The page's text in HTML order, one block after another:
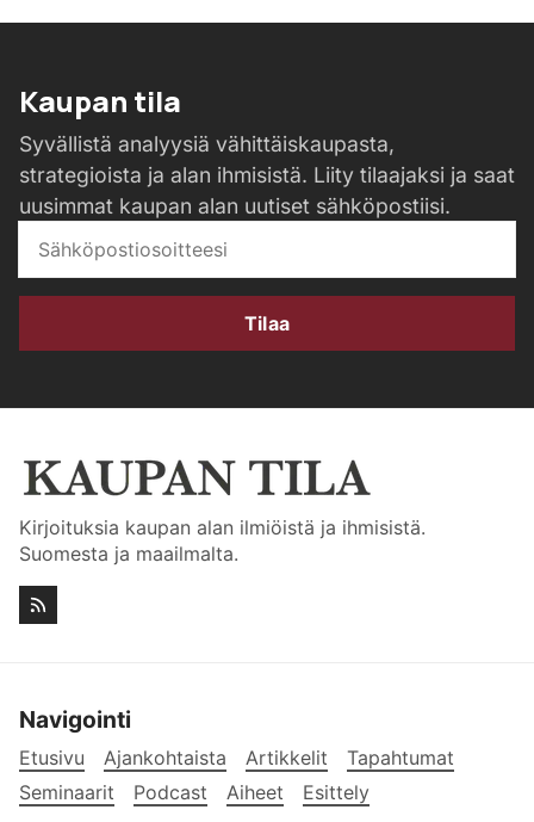
Kaupan tila
Syvällistä analyysiä vähittäiskaupasta,
strategioista ja alan ihmisistä. Liity tilaajaksi ja saat
uusimmat kaupan alan uutiset sähköpostiisi.
Tilaa
Kirjoituksia kaupan alan ilmiöistä ja ihmisistä.
Suomesta ja maailmalta.
Navigointi
Etusivu Ajankohtaista Artikkelit
Tapahtumat
Seminaarit
Podcast Aiheet Esittely